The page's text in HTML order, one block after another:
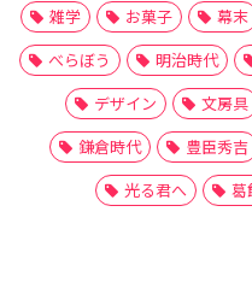
雑学
お菓子 幕末
べらぼう
明治時代
デザイン
文房具
鎌倉時代
豊臣秀吉
光る君へ
葛